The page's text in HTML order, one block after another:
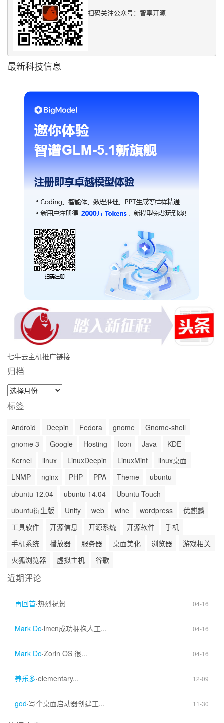
扫码关注公众号：智享开源
最新科技信息
七牛云主机推广链接
归档
归
档
标签
Android Deepin Fedora gnome
Gnome-shell
gnome 3
Google Hosting Icon Java
KDE
Kernel
linux LinuxDeepin LinuxMint
linux桌面
LNMP
nginx PHP PPA Theme
ubuntu
ubuntu 12.04
ubuntu 14.04
Ubuntu Touch
ubuntu衍生版
Unity web wine wordpress
优麒麟
工具软件
开源信息 开源系统 开源软件
手机
手机系统
播放器 服务器 桌面美化 浏览器
游戏相关
火狐浏览器
虚拟主机 谷歌
近期评论
再回首·热烈祝贺 04-16
Mark Do·imcn成功拥抱人工... 04-16
Mark Do·Zorin OS 很... 04-16
养乐多·elementary... 12-09
god·写个桌面启动器创建工... 11-30